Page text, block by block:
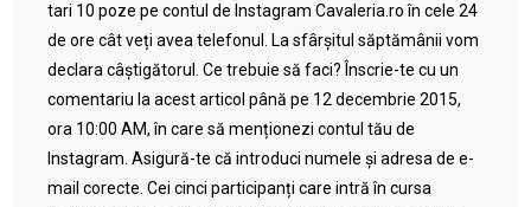
tari 10 poze pe contul de Instagram Cavaleria.ro în cele 24
de ore cât veți avea telefonul. La sfârșitul săptămânii vom
declara câștigătorul. Ce trebuie să faci? Înscrie-te cu un
comentariu la acest articol până pe 12 decembrie 2015,
ora 10:00 AM, în care să menționezi contul tău de
Instagram. Asigură-te că introduci numele și adresa de e-
mail corecte. Cei cinci participanți care intră în cursa